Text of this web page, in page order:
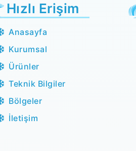
Hızlı Erişim
Anasayfa
Kurumsal
Ürünler
Teknik Bilgiler
Bölgeler
İletişim